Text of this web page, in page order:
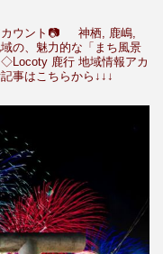
ウント📷
神栖, 鹿嶋,
の、魅力的な「まち風景
◇Locoty 鹿行 地域情報アカ
事はこちらから↓↓↓